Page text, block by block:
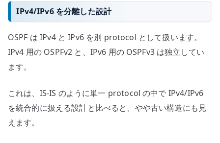
IPv4/IPv6 を分離した設計
OSPF は IPv4 と IPv6 を別 protocol として扱います。
IPv4 用の OSPFv2 と、IPv6 用の OSPFv3 は独立してい
ます。
これは、IS-IS のように単一 protocol の中で IPv4/IPv6
を統合的に扱える設計と比べると、やや古い構造にも見
えます。